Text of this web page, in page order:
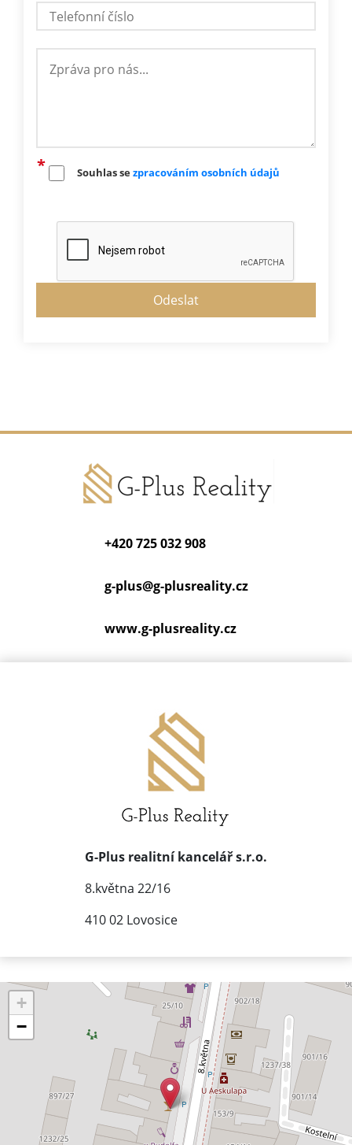
Souhlas se zpracováním osobních údajů
+420 725 032 908
g-plus@g-plusreality.cz
www.g-plusreality.cz
G-Plus realitní kancelář s.r.o.
8.května 22/16
410 02 Lovosice
+
−